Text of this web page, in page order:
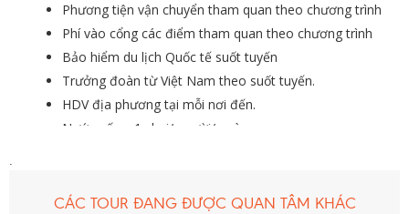
Phương tiện vận chuyển tham quan theo chương trình
Phí vào cổng các điểm tham quan theo chương trình
Bảo hiểm du lịch Quốc tế suốt tuyến
Trưởng đoàn từ Việt Nam theo suốt tuyến.
HDV địa phương tại mỗi nơi đến.
Nước uống: 1 chai/ người/ ngày
.
CÁC TOUR ĐANG ĐƯỢC QUAN TÂM KHÁC